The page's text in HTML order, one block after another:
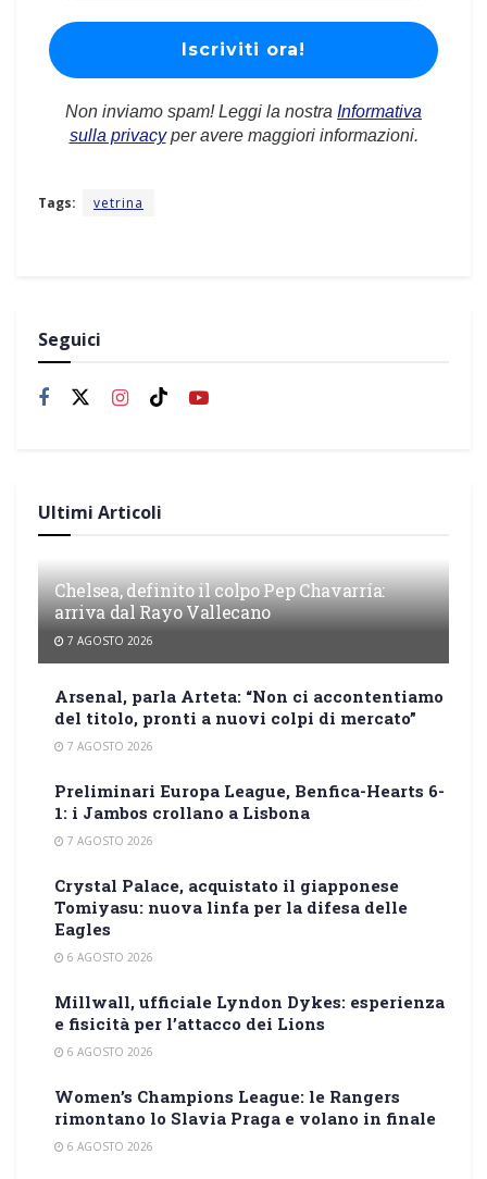
Non inviamo spam! Leggi la nostra Informativa
sulla privacyper avere maggiori informazioni.
Tags: vetrina
Seguici
Ultimi Articoli
Chelsea, definito il colpo Pep Chavarría:
arriva dal Rayo Vallecano
7 AGOSTO 2026
Arsenal, parla Arteta: “Non ci accontentiamo
del titolo, pronti a nuovi colpi di mercato”
7 AGOSTO 2026
Preliminari Europa League, Benfica-Hearts 6-
1: i Jambos crollano a Lisbona
7 AGOSTO 2026
Crystal Palace, acquistato il giapponese
Tomiyasu: nuova linfa per la difesa delle
Eagles
6 AGOSTO 2026
Millwall, ufficiale Lyndon Dykes: esperienza
e fisicità per l’attacco dei Lions
6 AGOSTO 2026
Women’s Champions League: le Rangers
rimontano lo Slavia Praga e volano in finale
6 AGOSTO 2026